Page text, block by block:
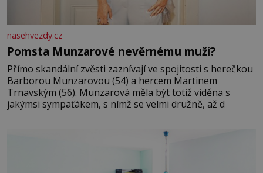
nasehvezdy.cz
Pomsta Munzarové nevěrnému muži?
Přímo skandální zvěsti zaznívají ve spojitosti s herečkou
Barborou Munzarovou (54) a hercem Martinem
Trnavským (56). Munzarová měla být totiž viděna s
jakýmsi sympaťákem, s nímž se velmi družně, až d